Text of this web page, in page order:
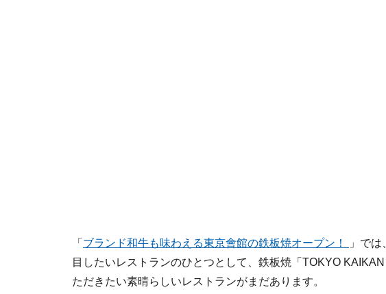
「 ブランド和牛も味わえる東京會館の鉄板焼オープン！
」で
目したいレストランのひとつとして、鉄板焼「TOKYO
ただきたい素晴らしいレストランがまだあります。